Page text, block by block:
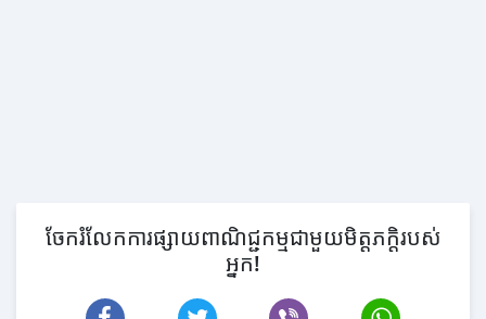
ចែករំលែកការផ្សាយពាណិជ្ជកម្មជាមួយមិត្តភក្តិរបស់
អ្នក!